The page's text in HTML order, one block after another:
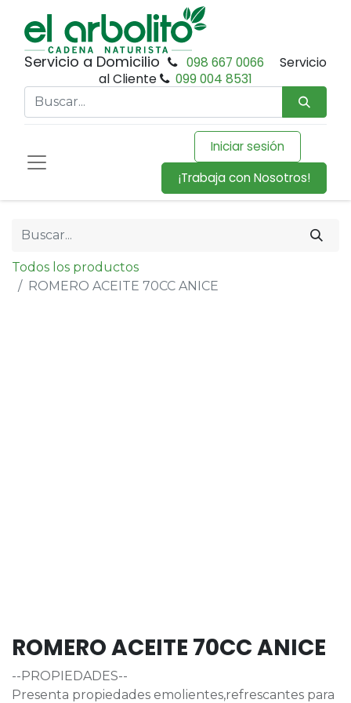
Servicio a Domicilio 098 667 0066
Servicio
al Cliente
099 004 8531
Iniciar sesión
¡Trabaja con Nosotros!
Todos los productos
ROMERO ACEITE 70CC ANICE
ROMERO ACEITE 70CC ANICE
--PROPIEDADES--
Presenta propiedades emolientes,refrescantes para